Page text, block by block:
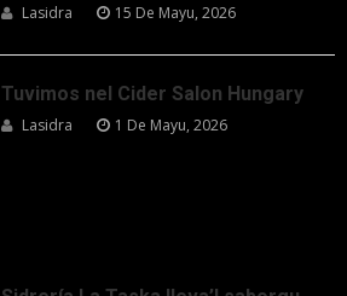
Lasidra 15 De Mayu, 2026
Tuvimos nel Cider Salon Hungary
Lasidra 1 De Mayu, 2026